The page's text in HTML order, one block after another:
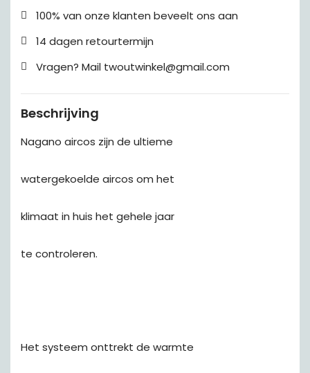
100% van onze klanten beveelt ons aan
14 dagen retourtermijn
Vragen? Mail twoutwinkel@gmail.com
Beschrijving
Nagano aircos zijn de ultieme
watergekoelde aircos om het
klimaat in huis het gehele jaar
te controleren.
Het systeem onttrekt de warmte